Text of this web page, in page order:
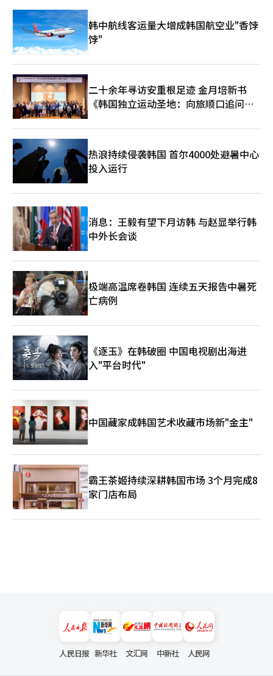
于AI服务器的扩展。高性能服务器需要更多的高容量MLCC，导致
需求增加和供应限制同时发生。业内人士认为，能够同时供应基板
和MLCC的企业在AI基础设施扩展阶段可能占据有利位置，因为部
件间的关联需求正在扩大。三星电机通过多元化业务组合，增强中
长期增长基础，试图从传统IT中心业务中脱离，确保稳定的需求基
础。然而，大规模设备投资和需求波动性仍然是变量。AI投资周期
可能影响部件需求。尽管如此，AI数据中心的扩展已成为长期趋
势，相关部件市场也进入结构性增长阶段。业内人士认为，未来半
导体竞争可能从芯片性能扩展到包括基板和封装在内的“整体生态
系统竞争”。※ 本报道经人工智能（AI）系统翻译与编辑。
韩中航线客运量大增成韩国航空业"香饽
饽"
二十余年寻访安重根足迹 金月培新书
《韩国独立运动圣地：向旅顺口追问历
热浪持续侵袭韩国 首尔4000处避暑中心
投入运行
消息：王毅有望下月访韩 与赵显举行韩
中外长会谈
极端高温席卷韩国 连续五天报告中暑死
亡病例
《逐玉》在韩破圈 中国电视剧出海进
入"平台时代"
中国藏家成韩国艺术收藏市场新"金主"
霸王茶姬持续深耕韩国市场 3个月完成8
家门店布局
人民日报 新华社 文汇网 中新社 人民网